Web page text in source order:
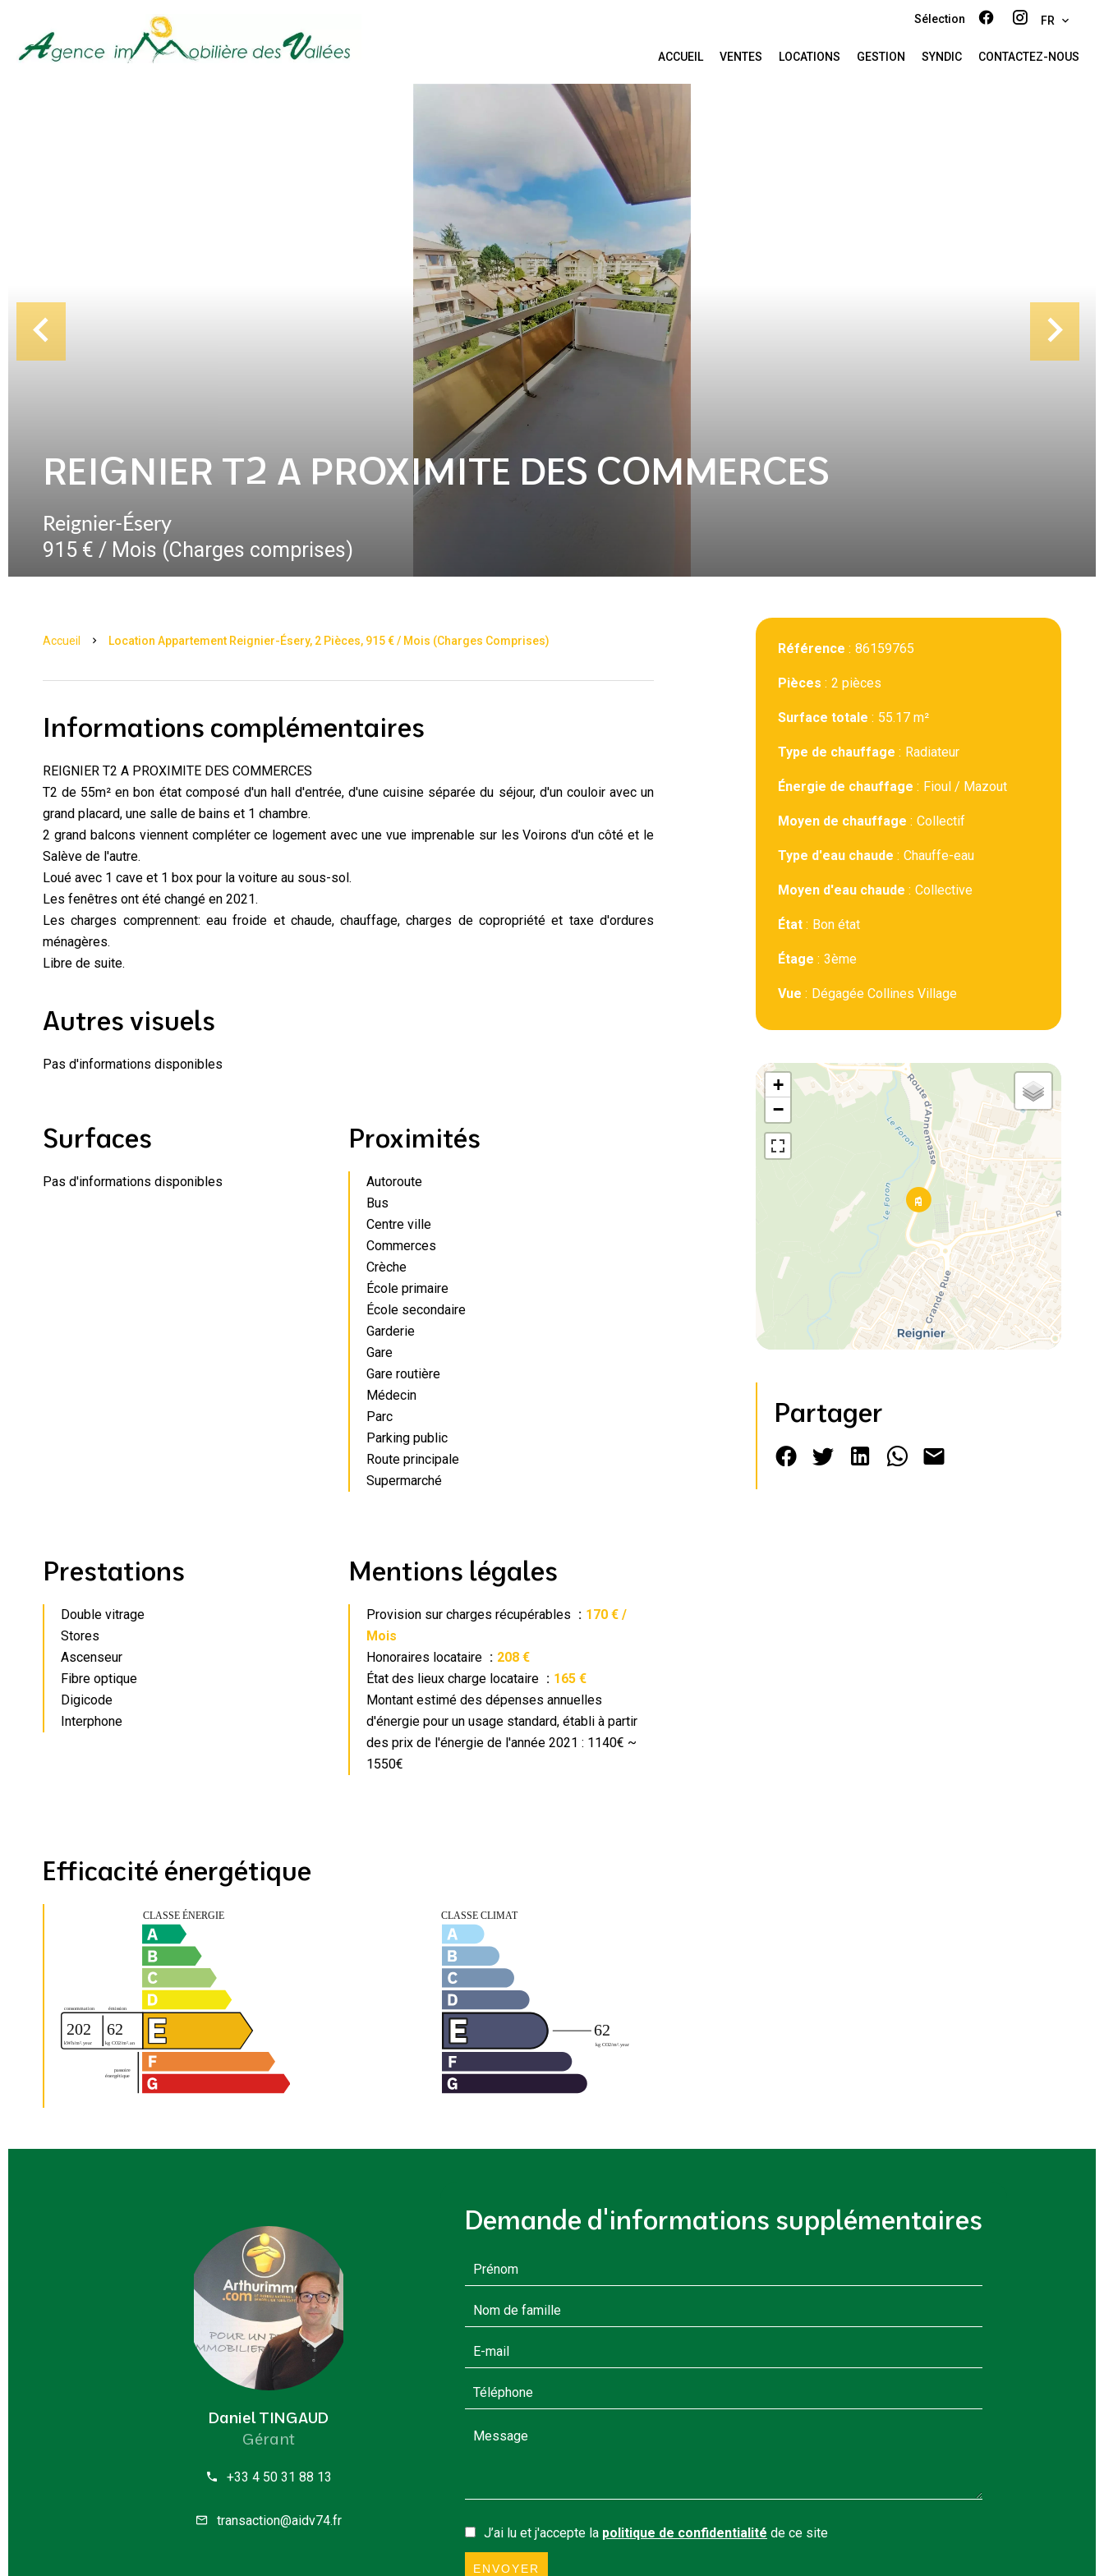
Sélection FR
ACCUEIL VENTES LOCATIONS GESTION SYNDIC CONTACTEZ-NOUS
REIGNIER T2 A PROXIMITE DES COMMERCES
Reignier-Ésery
915 € / Mois (Charges comprises)
Accueil Location Appartement Reignier-Ésery, 2 Pièces, 915 € / Mois (Charges Comprises)
Informations complémentaires
REIGNIER T2 A PROXIMITE DES COMMERCES
T2 de 55m² en bon état composé d'un hall d'entrée, d'une cuisine séparée du séjour, d'un couloir avec un
grand placard, une salle de bains et 1 chambre.
2 grand balcons viennent compléter ce logement avec une vue imprenable sur les Voirons d'un côté et le
Salève de l'autre.
Loué avec 1 cave et 1 box pour la voiture au sous-sol.
Les fenêtres ont été changé en 2021.
Les charges comprennent: eau froide et chaude, chauffage, charges de copropriété et taxe d'ordures
ménagères.
Libre de suite.
Autres visuels
Pas d'informations disponibles
Surfaces
Pas d'informations disponibles
Proximités
Autoroute
Bus
Centre ville
Commerces
Crèche
École primaire
École secondaire
Garderie
Gare
Gare routière
Médecin
Parc
Parking public
Route principale
Supermarché
Prestations
Double vitrage
Stores
Ascenseur
Fibre optique
Digicode
Interphone
Mentions légales
Provision sur charges récupérables
170 € /
Mois
Honoraires locataire
208 €
État des lieux charge locataire
165 €
Montant estimé des dépenses annuelles
d'énergie pour un usage standard, établi à partir
des prix de l'énergie de l'année 2021 : 1140€ ~
1550€
Efficacité énergétique
Référence 86159765
Pièces 2 pièces
Surface totale 55.17 m²
Type de chauffage Radiateur
Énergie de chauffage Fioul / Mazout
Moyen de chauffage Collectif
Type d'eau chaude Chauffe-eau
Moyen d'eau chaude Collective
État Bon état
Étage 3ème
Vue Dégagée Collines Village
+
−
Partager
Daniel TINGAUD
Gérant
+33 4 50 31 88 13
transaction@aidv74.fr
Demande d'informations supplémentaires
J’ai lu et j'accepte la politique de confidentialité de ce site
ENVOYER